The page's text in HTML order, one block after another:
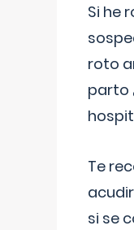
Si he
roto
parto
Te
si se